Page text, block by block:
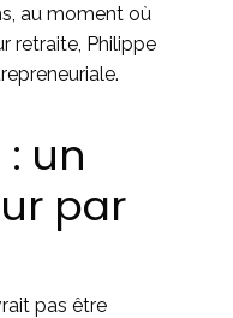
au moment où
retraite, Philippe
un
par
pas être